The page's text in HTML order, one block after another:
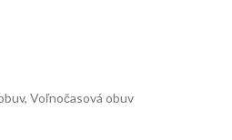
, Voľnočasová obuv